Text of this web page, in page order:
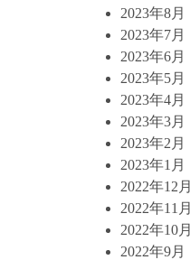
2023年8月
2023年7月
2023年6月
2023年5月
2023年4月
2023年3月
2023年2月
2023年1月
2022年12月
2022年11月
2022年10月
2022年9月